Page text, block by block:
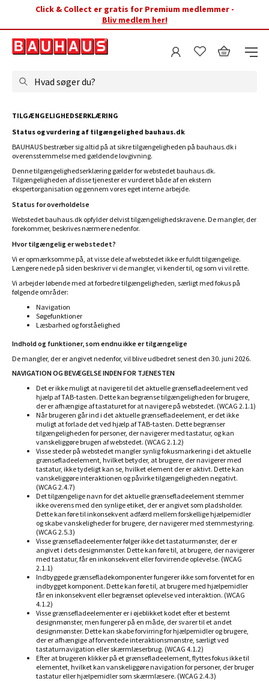
Click & Collect er gratis for Premium medlemmer -
Bliv medlem her!
Hvad søger du?
TILGÆNGELIGHEDSERKLÆRING
Status og vurdering af tilgængelighed bauhaus.dk
BAUHAUS bestræber sig altid på at sikre tilgængeligheden på bauhaus.dk i
overensstemmelse med gældende lovgivning.
Denne tilgængelighedserklæring gælder for webstedet bauhaus.dk.
Tilgængeligheden af disse tjenester er vurderet både af en ekstern
ekspertorganisation og gennem vores eget interne arbejde.
Status for overholdelse
Webstedet bauhaus.dk opfylder delvist tilgængelighedskravene. De mangler, der
forekommer, beskrives nærmere nedenfor.
Hvor tilgængelig er webstedet?
Vi er opmærksomme på, at visse dele af webstedet ikke er fuldt tilgængelige.
Længere nede på siden beskriver vi de mangler, vi kender til, og som vi vil rette.
Vi arbejder løbende med at forbedre tilgængeligheden, særligt med fokus på
følgende områder:
Navigation
Søgefunktioner
Læsbarhed og forståelighed
Indhold og funktioner, som endnu ikke er tilgængelige
De mangler, der er angivet nedenfor, vil blive udbedret senest den 30. juni 2026.
NAVIGATION OG BEVÆGELSE INDEN FOR TJENESTEN
Det er ikke muligt at navigere til det aktuelle grænsefladeelement ved
hjælp af TAB-tasten. Dette kan begrænse tilgængeligheden for brugere,
der er afhængige af tastaturet for at navigere på webstedet. (WCAG 2.1.1)
Når brugeren går ind i det aktuelle grænsefladeelement, er det ikke
muligt at forlade det ved hjælp af TAB-tasten. Dette begrænser
tilgængeligheden for personer, der navigerer med tastatur, og kan
vanskeliggøre brugen af webstedet. (WCAG 2.1.2)
Visse steder på webstedet mangler synlig fokusmarkering i det aktuelle
grænsefladeelement, hvilket betyder, at brugere, der navigerer med
tastatur, ikke tydeligt kan se, hvilket element der er aktivt. Dette kan
vanskeliggøre interaktionen og påvirke tilgængeligheden negativt.
(WCAG 2.4.7)
Det tilgængelige navn for det aktuelle grænsefladeelement stemmer
ikke overens med den synlige etiket, der er angivet som pladsholder.
Dette kan føre til inkonsekvent adfærd mellem forskellige hjælpemidler
og skabe vanskeligheder for brugere, der navigerer med stemmestyring.
(WCAG 2.5.3)
Visse grænsefladeelementer følger ikke det tastaturmønster, der er
angivet i dets designmønster. Dette kan føre til, at brugere, der navigerer
med tastatur, får en inkonsekvent eller forvirrende oplevelse. (WCAG
2.1.1)
Indbyggede grænsefladekomponenter fungerer ikke som forventet for en
indbygget komponent. Dette kan føre til, at brugere med hjælpemidler
får en inkonsekvent eller begrænset oplevelse ved interaktion. (WCAG
4.1.2)
Visse grænsefladeelementer er i øjeblikket kodet efter et bestemt
designmønster, men fungerer på en måde, der svarer til et andet
designmønster. Dette kan skabe forvirring for hjælpemidler og brugere,
der er afhængige af forventede interaktionsmønstre, særligt ved
tastaturnavigation eller skærmlæserbrug. (WCAG 4.1.2)
Efter at brugeren klikker på et grænsefladeelement, flyttes fokus ikke til
elementet, hvilket kan vanskeliggøre navigation for personer, der bruger
tastatur eller hjælpemidler som skærmlæsere. (WCAG 2.4.3)